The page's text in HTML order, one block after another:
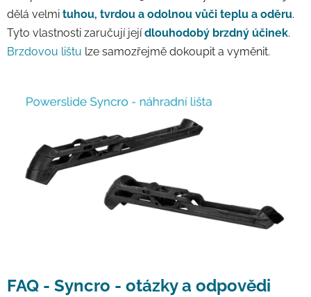
dělá velmi tuhou, tvrdou a odolnou vůči teplu a oděru.
Tyto vlastnosti zaručují jejídlouhodobý brzdný účinek.
Brzdovou lištu lze samozřejmě dokoupit a vyměnit.
FAQ - Syncro - otázky a odpovědi